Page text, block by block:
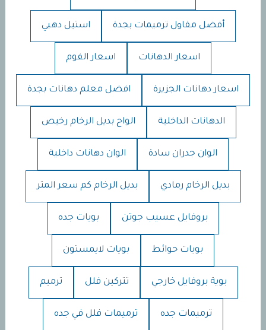
أفضل مقاول ترميمات بجدة استيل دهبي
اسعار الدهانات اسعار الفوم
اسعار دهانات الجزيرة افضل معلم دهانات بجدة
الدهانات الداخلية الواح بديل الرخام رخيص
الوان جدران سادة الوان دهانات داخلية
بديل الرخام رمادي بديل الرخام كم سعر المتر
بروفايل عسيب جوتن بويات جده
بويات حوائط بويات لايمستون
بوية بروفايل خارجي تتركين فلل ترميم
ترميمات جده ترميمات فلل في جده